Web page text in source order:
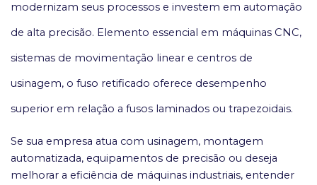
modernizam seus processos e investem em automação
de alta precisão. Elemento essencial em máquinas CNC,
sistemas de movimentação linear e centros de
usinagem, o fuso retificado oferece desempenho
superior em relação a fusos laminados ou trapezoidais.
Se sua empresa atua com usinagem, montagem
automatizada, equipamentos de precisão ou deseja
melhorar a eficiência de máquinas industriais, entender